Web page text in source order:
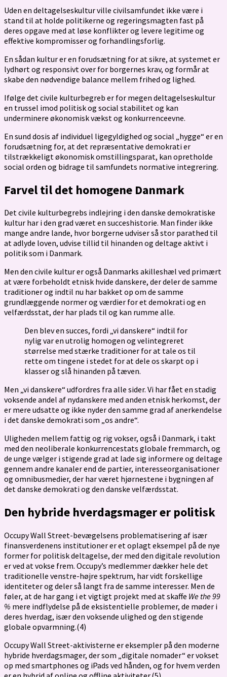
Uden en deltagelseskultur ville civilsamfundet ikke være i
stand til at holde politikerne og regeringsmagten fast på
deres opgave med at løse konflikter og levere legitime og
effektive kompromisser og forhandlingsforlig.
En sådan kultur er en forudsætning for at sikre, at systemet er
lydhørt og responsivt over for borgernes krav, og formår at
skabe den nødvendige balance mellem frihed og lighed.
Ifølge det civile kulturbegreb er for megen deltagelseskultur
en trussel imod politisk og social stabilitet og kan
underminere økonomisk vækst og konkurrenceevne.
En sund dosis af individuel ligegyldighed og social „hygge“ er en
forudsætning for, at det repræsentative demokrati er
tilstrækkeligt økonomisk omstillingsparat, kan opretholde
social orden og bidrage til samfundets normative integrering.
Farvel til det homogene Danmark
Det civile kulturbegrebs indlejring i den danske demokratiske
kultur har i den grad været en succeshistorie. Man finder ikke
mange andre lande, hvor borgerne udviser så stor parathed til
at adlyde loven, udvise tillid til hinanden og deltage aktivt i
politik som i Danmark.
Men den civile kultur er også Danmarks akilleshæl ved primært
at være forbeholdt etnisk hvide danskere, der deler de samme
traditioner og indtil nu har bakket op om de samme
grundlæggende normer og værdier for et demokrati og en
velfærdsstat, der har plads til og kan rumme alle.
Den blev en succes, fordi „vi danskere“ indtil for
nylig var en utrolig homogen og velintegreret
størrelse med stærke traditioner for at tale os til
rette om tingene i stedet for at dele os skarpt op i
klasser og slå hinanden på tæven.
Men „vi danskere“ udfordres fra alle sider. Vi har fået en stadig
voksende andel af nydanskere med anden etnisk herkomst, der
er mere udsatte og ikke nyder den samme grad af anerkendelse
i det danske demokrati som „os andre“.
Uligheden mellem fattig og rig vokser, også i Danmark, i takt
med den neoliberale konkurrencestats globale fremmarch, og
de unge vælger i stigende grad at lade sig informere og deltage
gennem andre kanaler end de partier, interesseorganisationer
og omnibusmedier, der har været hjørnestene i bygningen af
det danske demokrati og den danske velfærdsstat.
Den hybride hverdagsmager er politisk
Occupy Wall Street-bevægelsens problematisering af især
finansverdenens institutioner er et oplagt eksempel på de nye
former for politisk deltagelse, der med den digitale revolution
er ved at vokse frem. Occupy’s medlemmer dækker hele det
traditionelle venstre-højre spektrum, har vidt forskellige
identiteter og deler så langt fra de samme interesser. Men de
føler, at de har gang i et vigtigt projekt med at skaffe We the 99
% mere indflydelse på de eksistentielle problemer, de møder i
deres hverdag, især den voksende ulighed og den stigende
globale opvarmning.(4)
Occupy Wall Street-aktivisterne er eksempler på den moderne
hybride hverdagsmager, der som „digitale nomader“ er vokset
op med smart­phones og iPads ved hånden, og for hvem verden